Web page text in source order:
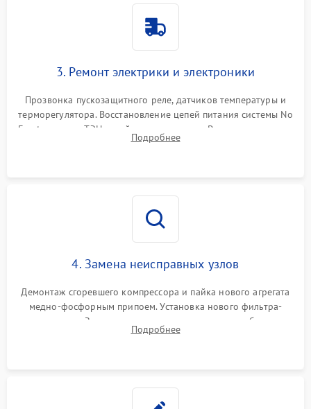
3. Ремонт электрики и электроники
Прозвонка пускозащитного реле, датчиков температуры и
терморегулятора. Восстановление цепей питания системы No
Frost, включая ТЭН оттайки и вентилятор. Ремонт или замена
платы управления при сбоях алгоритмов.
Подробнее
4. Замена неисправных узлов
Демонтаж сгоревшего компрессора и пайка нового агрегата
медно-фосфорным припоем. Установка нового фильтра-
осушителя. Замена изношенных вентиляторов обдува,
сломанных заслонок или поврежденных дверных петель.
Подробнее